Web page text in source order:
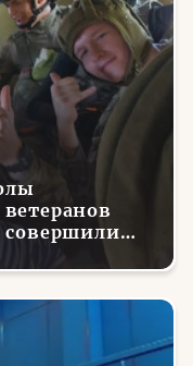
совершили